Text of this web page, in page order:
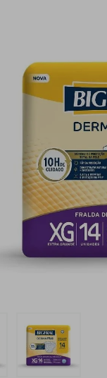
iphone